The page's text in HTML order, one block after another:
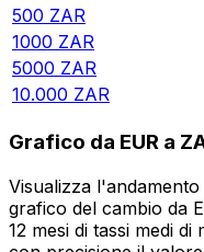
500 ZAR
1000 ZAR
5000 ZAR
10.000 ZAR
Grafico da EUR a
Visualizza
grafico del cambio da
12 mesi di tassi medi